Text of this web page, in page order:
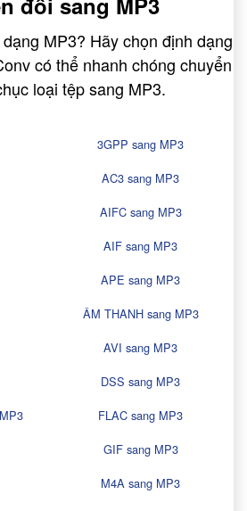
MP3? Hãy chọn định dạng
có thể nhanh chóng chuyển
loại tệp sang MP3.
3GPP sang MP3
AC3 sang MP3
AIFC sang MP3
AIF sang MP3
APE sang MP3
ÂM THANH sang MP3
AVI sang MP3
DSS sang MP3
FLAC sang MP3
GIF sang MP3
M4A sang MP3